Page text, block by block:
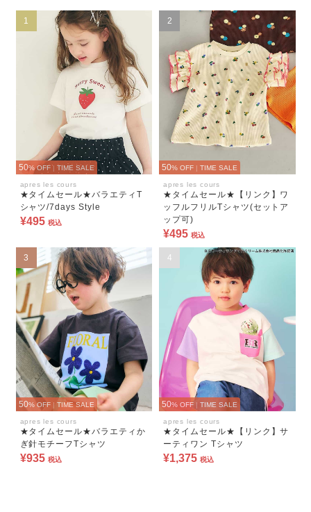
1
50% OFF | TIME SALE
apres les cours
★タイムセール★バラエティT
シャツ/7days Style
¥495 税込
2
50% OFF | TIME SALE
apres les cours
★タイムセール★【リンク】ワ
ッフルフリルTシャツ(セットア
ップ可)
¥495 税込
3
50% OFF | TIME SALE
apres les cours
★タイムセール★バラエティか
ぎ針モチーフTシャツ
¥935 税込
4
50% OFF | TIME SALE
apres les cours
★タイムセール★【リンク】サ
ーティワン Tシャツ
¥1,375 税込